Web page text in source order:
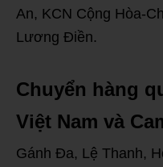
An, KCN Cộng Hòa-
Lương Điền.
Chuyển hàng
Việt Nam và
Gánh Đa, Lệ Thanh,